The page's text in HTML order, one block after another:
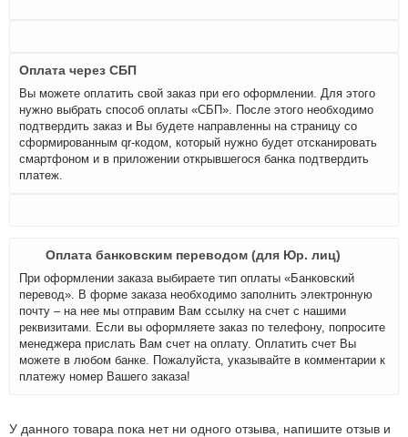
Оплата через СБП
Вы можете оплатить свой заказ при его оформлении. Для этого
нужно выбрать способ оплаты «СБП». После этого необходимо
подтвердить заказ и Вы будете направленны на страницу со
сформированным qr-кодом, который нужно будет отсканировать
смартфоном и в приложении открывшегося банка подтвердить
платеж.
Оплата банковским переводом (для Юр. лиц)
При оформлении заказа выбираете тип оплаты «Банковский
перевод». В форме заказа необходимо заполнить электронную
почту – на нее мы отправим Вам ссылку на счет с нашими
реквизитами. Если вы оформляете заказ по телефону, попросите
менеджера прислать Вам счет на оплату. Оплатить счет Вы
можете в любом банке. Пожалуйста, указывайте в комментарии к
платежу номер Вашего заказа!
У данного товара пока нет ни одного отзыва, напишите отзыв и